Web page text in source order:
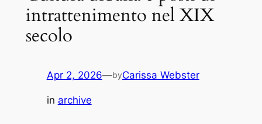
intrattenimento nel XIX
secolo
Apr 2, 2026—byCarissa Webster
in archive